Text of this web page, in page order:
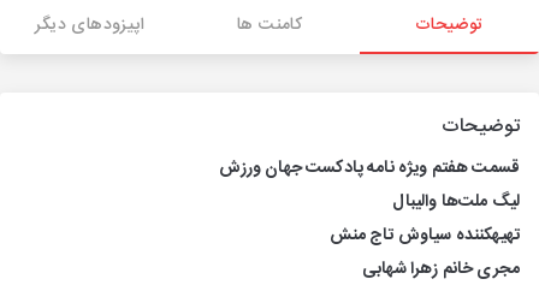
توضیحات کامنت ها اپیزودهای دیگر
توضیحات
قسمت هفتم ویژه نامه پادکست جهان ورزش
لیگ ملت‌ها والیبال
تهیهکننده سیاوش تاج منش
مجری خانم زهرا شهابی